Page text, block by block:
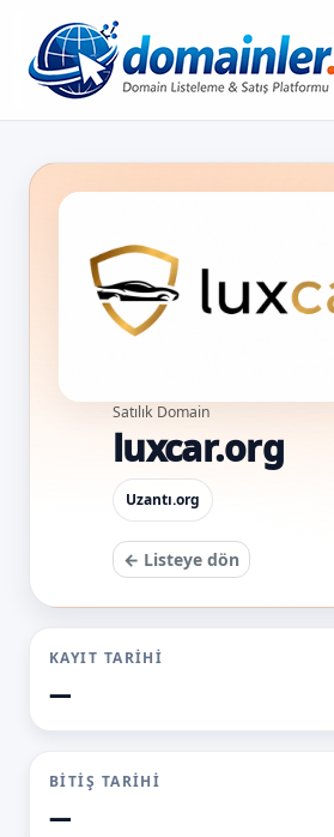
Satılık Domain
luxcar.org
Uzantı.org
← Listeye dön
KAYIT TARIHI
—
BITIŞ TARIHI
—